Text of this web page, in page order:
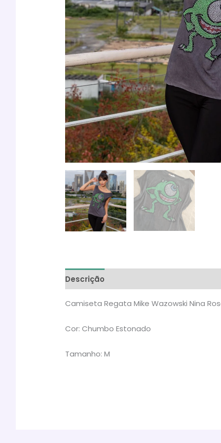
Descrição
Camiseta Regata Mike Wazowski Nina
Cor: Chumbo Estonado
Tamanho: M